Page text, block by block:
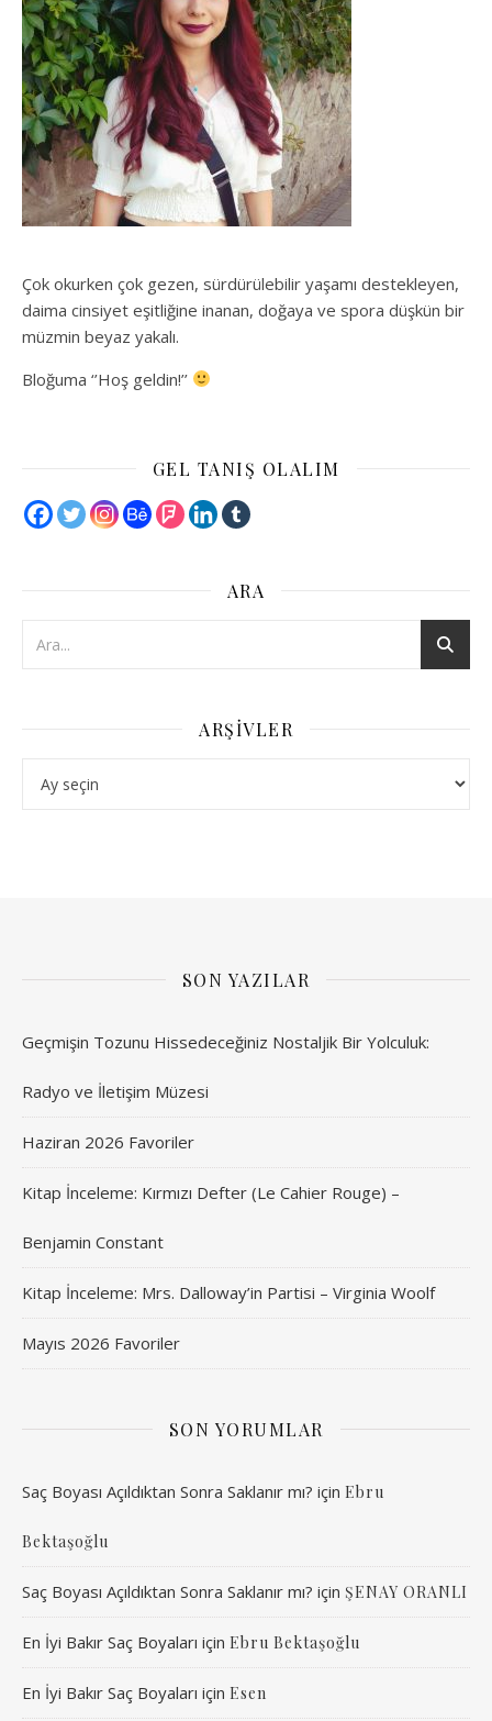
Çok okurken çok gezen, sürdürülebilir yaşamı destekleyen,
daima cinsiyet eşitliğine inanan, doğaya ve spora düşkün bir
müzmin beyaz yakalı.
Bloğuma ‘’Hoş geldin!’’
GEL TANIŞ OLALIM
ARA
ARŞIVLER
SON YAZILAR
Geçmişin Tozunu Hissedeceğiniz Nostaljik Bir Yolculuk:
Radyo ve İletişim Müzesi
Haziran 2026 Favoriler
Kitap İnceleme: Kırmızı Defter (Le Cahier Rouge) –
Benjamin Constant
Kitap İnceleme: Mrs. Dalloway’in Partisi – Virginia Woolf
Mayıs 2026 Favoriler
SON YORUMLAR
Saç Boyası Açıldıktan Sonra Saklanır mı? için Ebru
Bektaşoğlu
Saç Boyası Açıldıktan Sonra Saklanır mı? için ŞENAY ORANLI
En İyi Bakır Saç Boyaları için Ebru Bektaşoğlu
En İyi Bakır Saç Boyaları için Esen